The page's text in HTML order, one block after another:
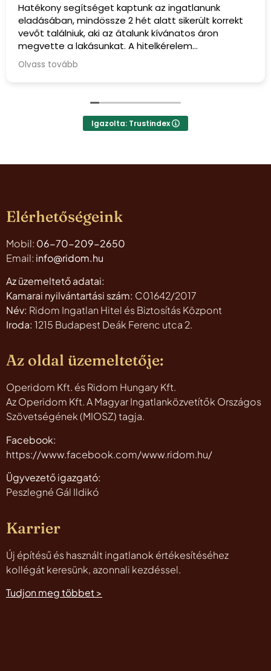
Hatékony segítséget kaptunk az ingatlanunk
eladásában, mindössze 2 hét alatt sikerült korrekt
vevőt találniuk, aki az átalunk kívánatos áron
megvette a lakásunkat. A hitelkérelem
összeállításában és benyújtásában is profi
hozzáállást tapasztaltunk a Ridom részéről.
Olvass tovább
Igazolta: Trustindex
Elérhetőségeink
Mobil: 06-70-209-2650
Email: info@ridom.hu
Az üzemeltető adatai:
Kamarai nyilvántartási szám: C01642/2017
Név: Ridom Ingatlan Hitel és Biztosítás Központ
Iroda: 1215 Budapest Deák Ferenc utca 2.
Az oldal üzemeltetője:
Operidom Kft. és Ridom Hungary Kft.
Az Operidom Kft. A Magyar Ingatlanközvetítők Országos
Szövetségének (MIOSZ) tagja.
Facebook:
https://www.facebook.com/www.ridom.hu/
Ügyvezető igazgató:
Peszlegné Gál Ildikó
Karrier
Új építésű és használt ingatlanok értékesítéséhez
kollégát keresünk, azonnali kezdéssel.
Tudjon meg többet >